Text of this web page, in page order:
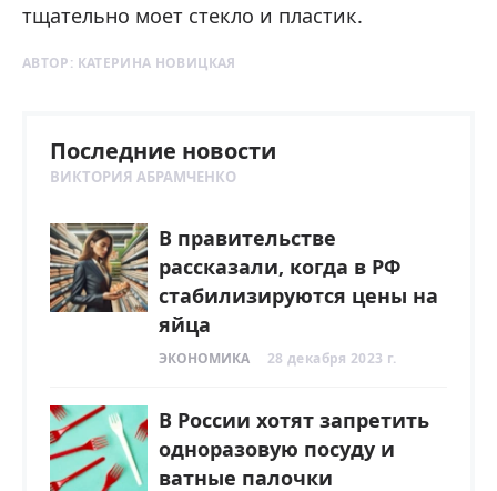
тщательно моет стекло и пластик.
АВТОР: КАТЕРИНА НОВИЦКАЯ
Последние новости
ВИКТОРИЯ АБРАМЧЕНКО
В правительстве
рассказали, когда в РФ
стабилизируются цены на
яйца
ЭКОНОМИКА 28 декабря 2023 г.
В России хотят запретить
одноразовую посуду и
ватные палочки